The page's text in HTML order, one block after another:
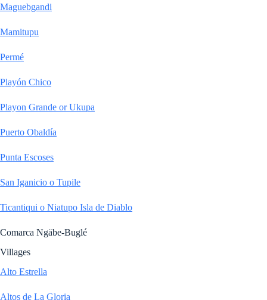
Maguebgandi
Mamitupu
Permé
Playón Chico
Playon Grande or Ukupa
Puerto Obaldía
Punta Escoses
San Iganicio o Tupile
Ticantiqui o Niatupo Isla de Diablo
Comarca Ngäbe-Buglé
Villages
Alto Estrella
Altos de La Gloria